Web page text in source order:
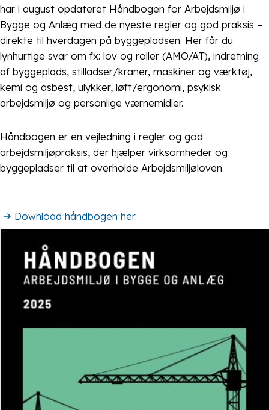
har i august opdateret Håndbogen for Arbejdsmiljø i
Bygge og Anlæg med de nyeste regler og god praksis –
direkte til hverdagen på byggepladsen. Her får du
lynhurtige svar om fx: lov og roller (AMO/AT), indretning
af byggeplads, stilladser/kraner, maskiner og værktøj,
kemi og asbest, ulykker, løft/ergonomi, psykisk
arbejdsmiljø og personlige værnemidler.
Håndbogen er en vejledning i regler og god
arbejdsmiljøpraksis, der hjælper virksomheder og
byggepladser til at overholde Arbejdsmiljøloven.
Download håndbogen her